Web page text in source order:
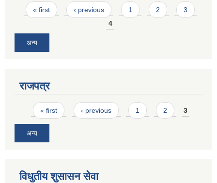
Pages
« first ‹ previous 1 2
3
4
अन्य
राजपत्र
Pages
« first ‹ previous 1 2 3
अन्य
विधुतीय शुसासन सेवा